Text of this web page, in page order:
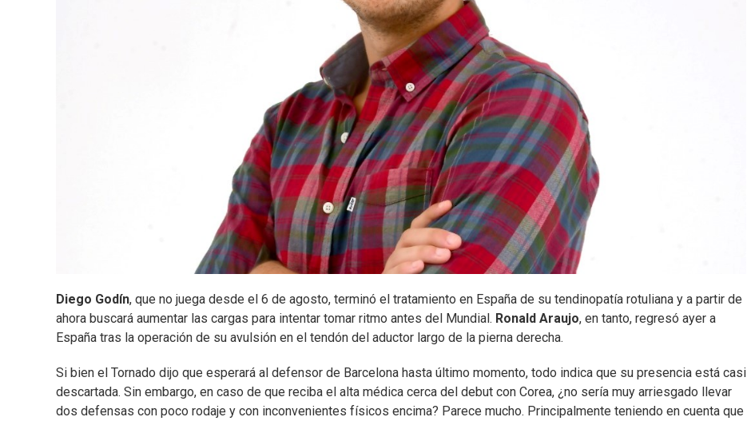
Diego Godín, que no juega desde el 6 de agosto, terminó el tratamiento en España de su tendinopatía rotuliana y a partir de
ahora buscará aumentar las cargas para intentar tomar ritmo antes del Mundial. Ronald Araujo, en tanto, regresó ayer a
España tras la operación de su avulsión en el tendón del aductor largo de la pierna derecha.
Si bien el Tornado dijo que esperará al defensor de Barcelona hasta último momento, todo indica que su presencia está casi
descartada. Sin embargo, en caso de que reciba el alta médica cerca del debut con Corea, ¿no sería muy arriesgado llevar
dos defensas con poco rodaje y con inconvenientes físicos encima? Parece mucho. Principalmente teniendo en cuenta que